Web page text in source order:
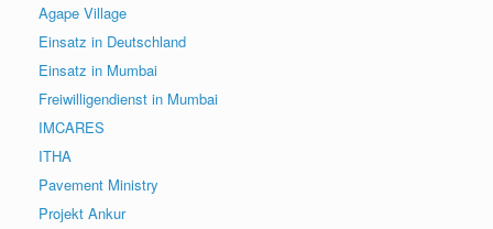
Agape Village
Einsatz in Deutschland
Einsatz in Mumbai
Freiwilligendienst in Mumbai
IMCARES
ITHA
Pavement Ministry
Projekt Ankur